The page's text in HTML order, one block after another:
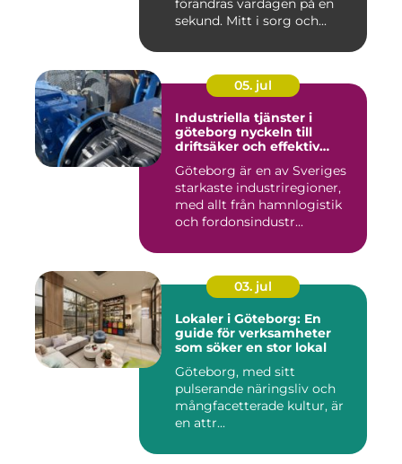
förändras vardagen på en
sekund. Mitt i sorg och...
05. jul
Industriella tjänster i
göteborg nyckeln till
driftsäker och effektiv
Göteborg är en av Sveriges
starkaste industriregioner,
med allt från hamnlogistik
och fordonsindustr...
03. jul
Lokaler i Göteborg: En
guide för verksamheter
som söker en stor lokal
Göteborg, med sitt
pulserande näringsliv och
mångfacetterade kultur, är
en attr...